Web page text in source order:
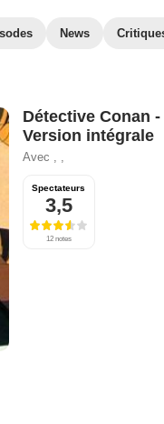
News
Détective Conan
Version intégrale
Avec , ,
Spectateurs
3,5
12 notes